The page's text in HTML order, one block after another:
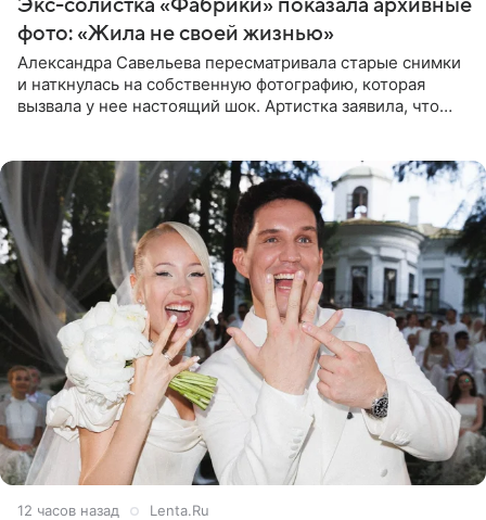
Экс-солистка «Фабрики» показала архивные
фото: «Жила не своей жизнью»
Александра Савельева пересматривала старые снимки
и наткнулась на собственную фотографию, которая
вызвала у нее настоящий шок. Артистка заявила, что
12 часов назад Lenta.Ru